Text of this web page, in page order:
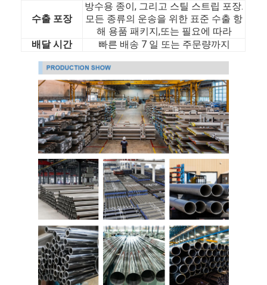
품질 관리
저희와 연락
뉴스
추운 압연 스테인리스강 시트
추운 압연 스테인리스강 코일
뜨거운 압연 스테인리스강 시트
뜨거운 압연 스테인리스강 코일
수출 포장
방수용 종이, 그리고 스틸 스트립 포장.
모든 종류의 운송을 위한 표준 수출 항
해 용품 패키지,또는 필요에 따라
배달 시간
빠른 배송 7 일 또는 주문량까지